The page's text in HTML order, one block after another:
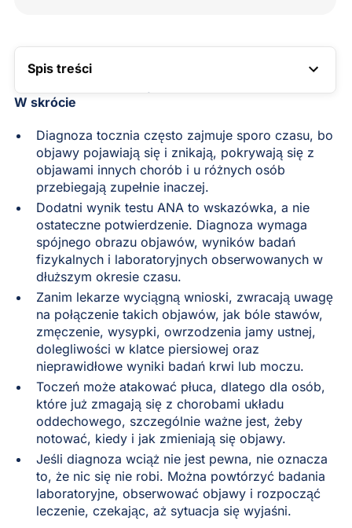
Spis treści
LINK DO SPISU TREŚCI
W skrócie
Diagnoza tocznia często zajmuje sporo czasu, bo
objawy pojawiają się i znikają, pokrywają się z
objawami innych chorób i u różnych osób
przebiegają zupełnie inaczej.
Dodatni wynik testu ANA to wskazówka, a nie
ostateczne potwierdzenie. Diagnoza wymaga
spójnego obrazu objawów, wyników badań
fizykalnych i laboratoryjnych obserwowanych w
dłuższym okresie czasu.
Zanim lekarze wyciągną wnioski, zwracają uwagę
na połączenie takich objawów, jak bóle stawów,
zmęczenie, wysypki, owrzodzenia jamy ustnej,
dolegliwości w klatce piersiowej oraz
nieprawidłowe wyniki badań krwi lub moczu.
Toczeń może atakować płuca, dlatego dla osób,
które już zmagają się z chorobami układu
oddechowego, szczególnie ważne jest, żeby
notować, kiedy i jak zmieniają się objawy.
Jeśli diagnoza wciąż nie jest pewna, nie oznacza
to, że nic się nie robi. Można powtórzyć badania
laboratoryjne, obserwować objawy i rozpocząć
leczenie, czekając, aż sytuacja się wyjaśni.